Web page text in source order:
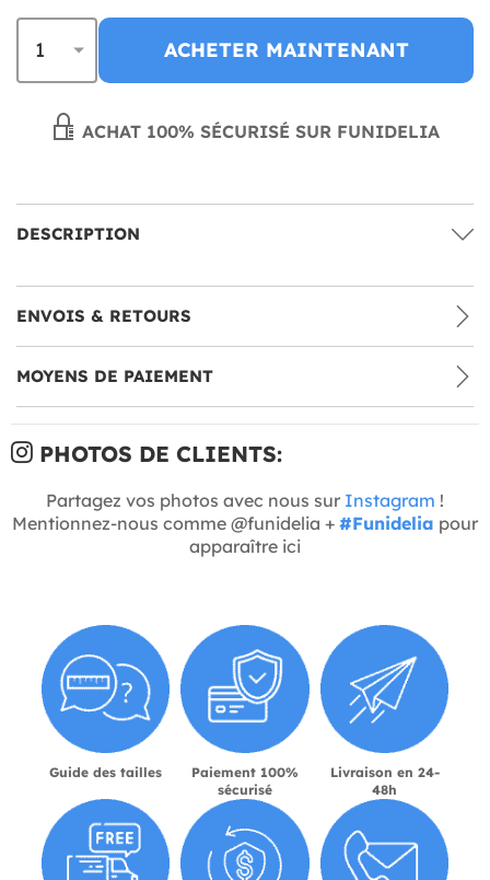
ACHETER MAINTENANT
ACHAT 100% SÉCURISÉ SUR FUNIDELIA
DESCRIPTION
ENVOIS & RETOURS
MOYENS DE PAIEMENT
PHOTOS DE CLIENTS:
Partagez vos photos avec nous sur Instagram !
Mentionnez-nous comme @funidelia + #Funidelia pour
apparaître ici
Guide des tailles
Paiement 100%
sécurisé
Livraison en 24-
48h